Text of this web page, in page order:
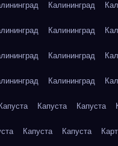
Калининград
Калининград
Калининград
Калининград
Капуста Капуста Капуста
Капуста Капуста